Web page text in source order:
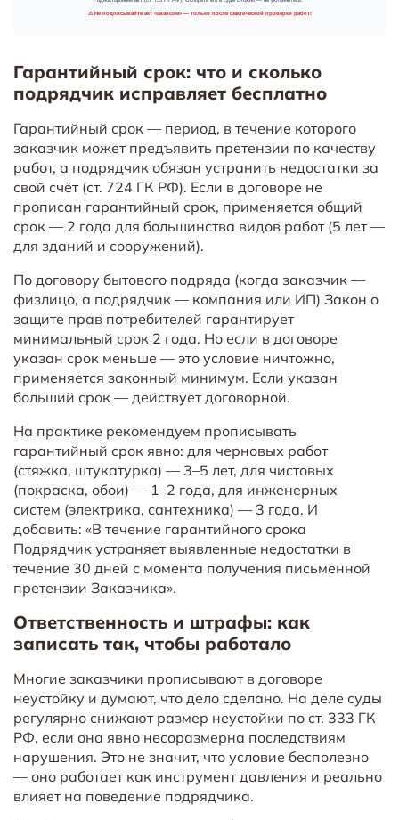
Гарантийный срок: что и сколько
подрядчик исправляет бесплатно
Гарантийный срок — период, в течение которого
заказчик может предъявить претензии по качеству
работ, а подрядчик обязан устранить недостатки за
свой счёт (ст. 724 ГК РФ). Если в договоре не
прописан гарантийный срок, применяется общий
срок — 2 года для большинства видов работ (5 лет —
для зданий и сооружений).
По договору бытового подряда (когда заказчик —
физлицо, а подрядчик — компания или ИП) Закон о
защите прав потребителей гарантирует
минимальный срок 2 года. Но если в договоре
указан срок меньше — это условие ничтожно,
применяется законный минимум. Если указан
больший срок — действует договорной.
На практике рекомендуем прописывать
гарантийный срок явно: для черновых работ
(стяжка, штукатурка) — 3–5 лет, для чистовых
(покраска, обои) — 1–2 года, для инженерных
систем (электрика, сантехника) — 3 года. И
добавить: «В течение гарантийного срока
Подрядчик устраняет выявленные недостатки в
течение 30 дней с момента получения письменной
претензии Заказчика».
Ответственность и штрафы: как
записать так, чтобы работало
Многие заказчики прописывают в договоре
неустойку и думают, что дело сделано. На деле суды
регулярно снижают размер неустойки по ст. 333 ГК
РФ, если она явно несоразмерна последствиям
нарушения. Это не значит, что условие бесполезно
— оно работает как инструмент давления и реально
влияет на поведение подрядчика.